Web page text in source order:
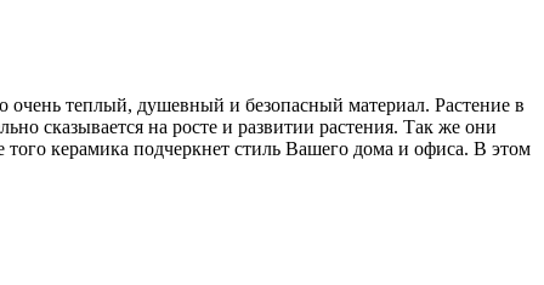
теплый, душевный и безопасный материал. Растение в
сказывается на росте и развитии растения. Так же они
керамика подчеркнет стиль Вашего дома и офиса. В этом